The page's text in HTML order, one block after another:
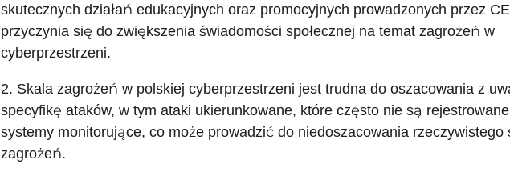
skutecznych działań edukacyjnych oraz promocyjnych prowadzonych przez
przyczynia się do zwiększenia świadomości społecznej na temat zagrożeń w
cyberprzestrzeni.
2. Skala zagrożeń w polskiej cyberprzestrzeni jest trudna do oszacowania z
specyfikę ataków, w tym ataki ukierunkowane, które często nie są
systemy monitorujące, co może prowadzić do niedoszacowania rzeczywistego
zagrożeń.